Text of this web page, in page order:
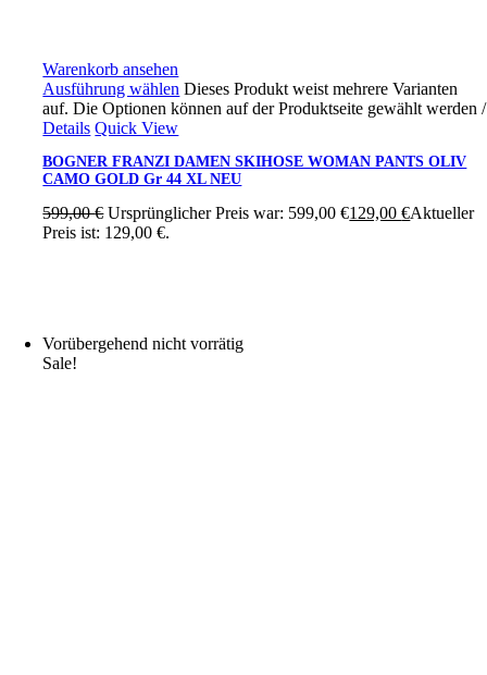
Warenkorb ansehen
Ausführung wählen Dieses Produkt weist mehrere Varianten
auf. Die Optionen können auf der Produktseite gewählt werden/
Details Quick View
BOGNER FRANZI DAMEN SKIHOSE WOMAN PANTS OLIV
CAMO GOLD Gr 44 XL NEU
599,00€ Ursprünglicher Preis war: 599,00 €129,00€Aktueller
Preis ist: 129,00 €.
Vorübergehend nicht vorrätig
Sale!